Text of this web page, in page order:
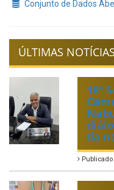
Conjunto de Dados
ÚLTIMAS NOTÍCIAS
18ª
da